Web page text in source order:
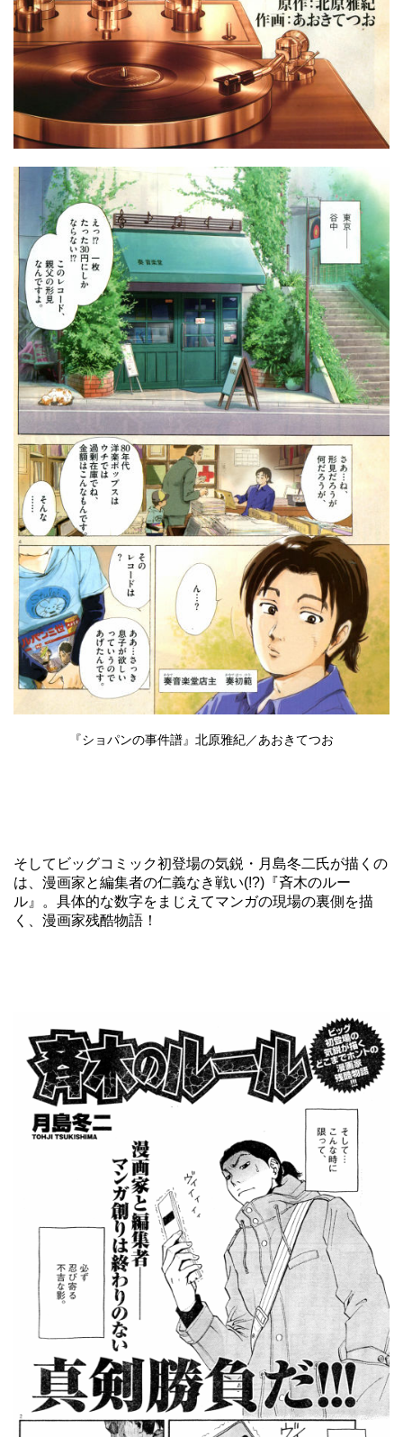
『ショパンの事件譜』北原雅紀／あおきてつお
そしてビッグコミック初登場の気鋭・月島冬二氏が描くの
は、漫画家と編集者の仁義なき戦い(!?)『斉木のルー
ル』。具体的な数字をまじえてマンガの現場の裏側を描
く、漫画家残酷物語！